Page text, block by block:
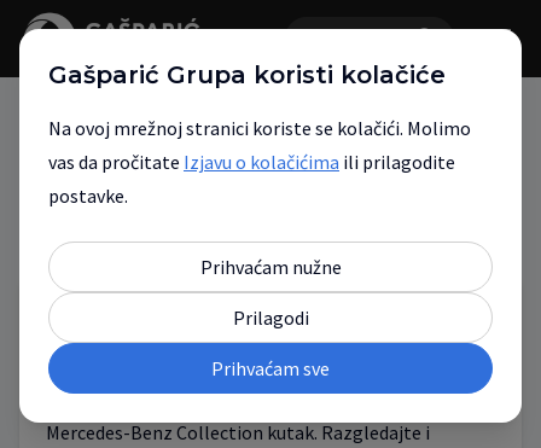
Servisne akcije
Mercedes-Benz Collection
U našem novom showroomu, očekuje vas novi
Mercedes-Benz Collection kutak. Razgledajte i
Gašparić Grupa koristi kolačiće
Na ovoj mrežnoj stranici koriste se kolačići. Molimo
vas da pročitate Izjavu o kolačićima ili prilagodite
postavke.
Prihvaćam nužne
Prilagodi
Prihvaćam sve